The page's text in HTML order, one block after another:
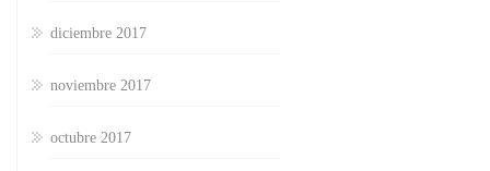
diciembre 2017
noviembre 2017
octubre 2017